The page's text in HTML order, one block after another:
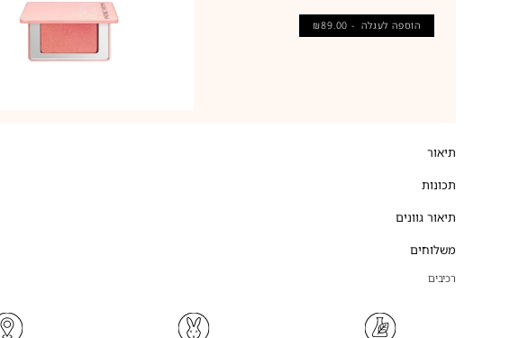
הוספה לעגלה - ₪89.00
תיאור
תכונות
תיאור גוונים
משלוחים
רכיבים